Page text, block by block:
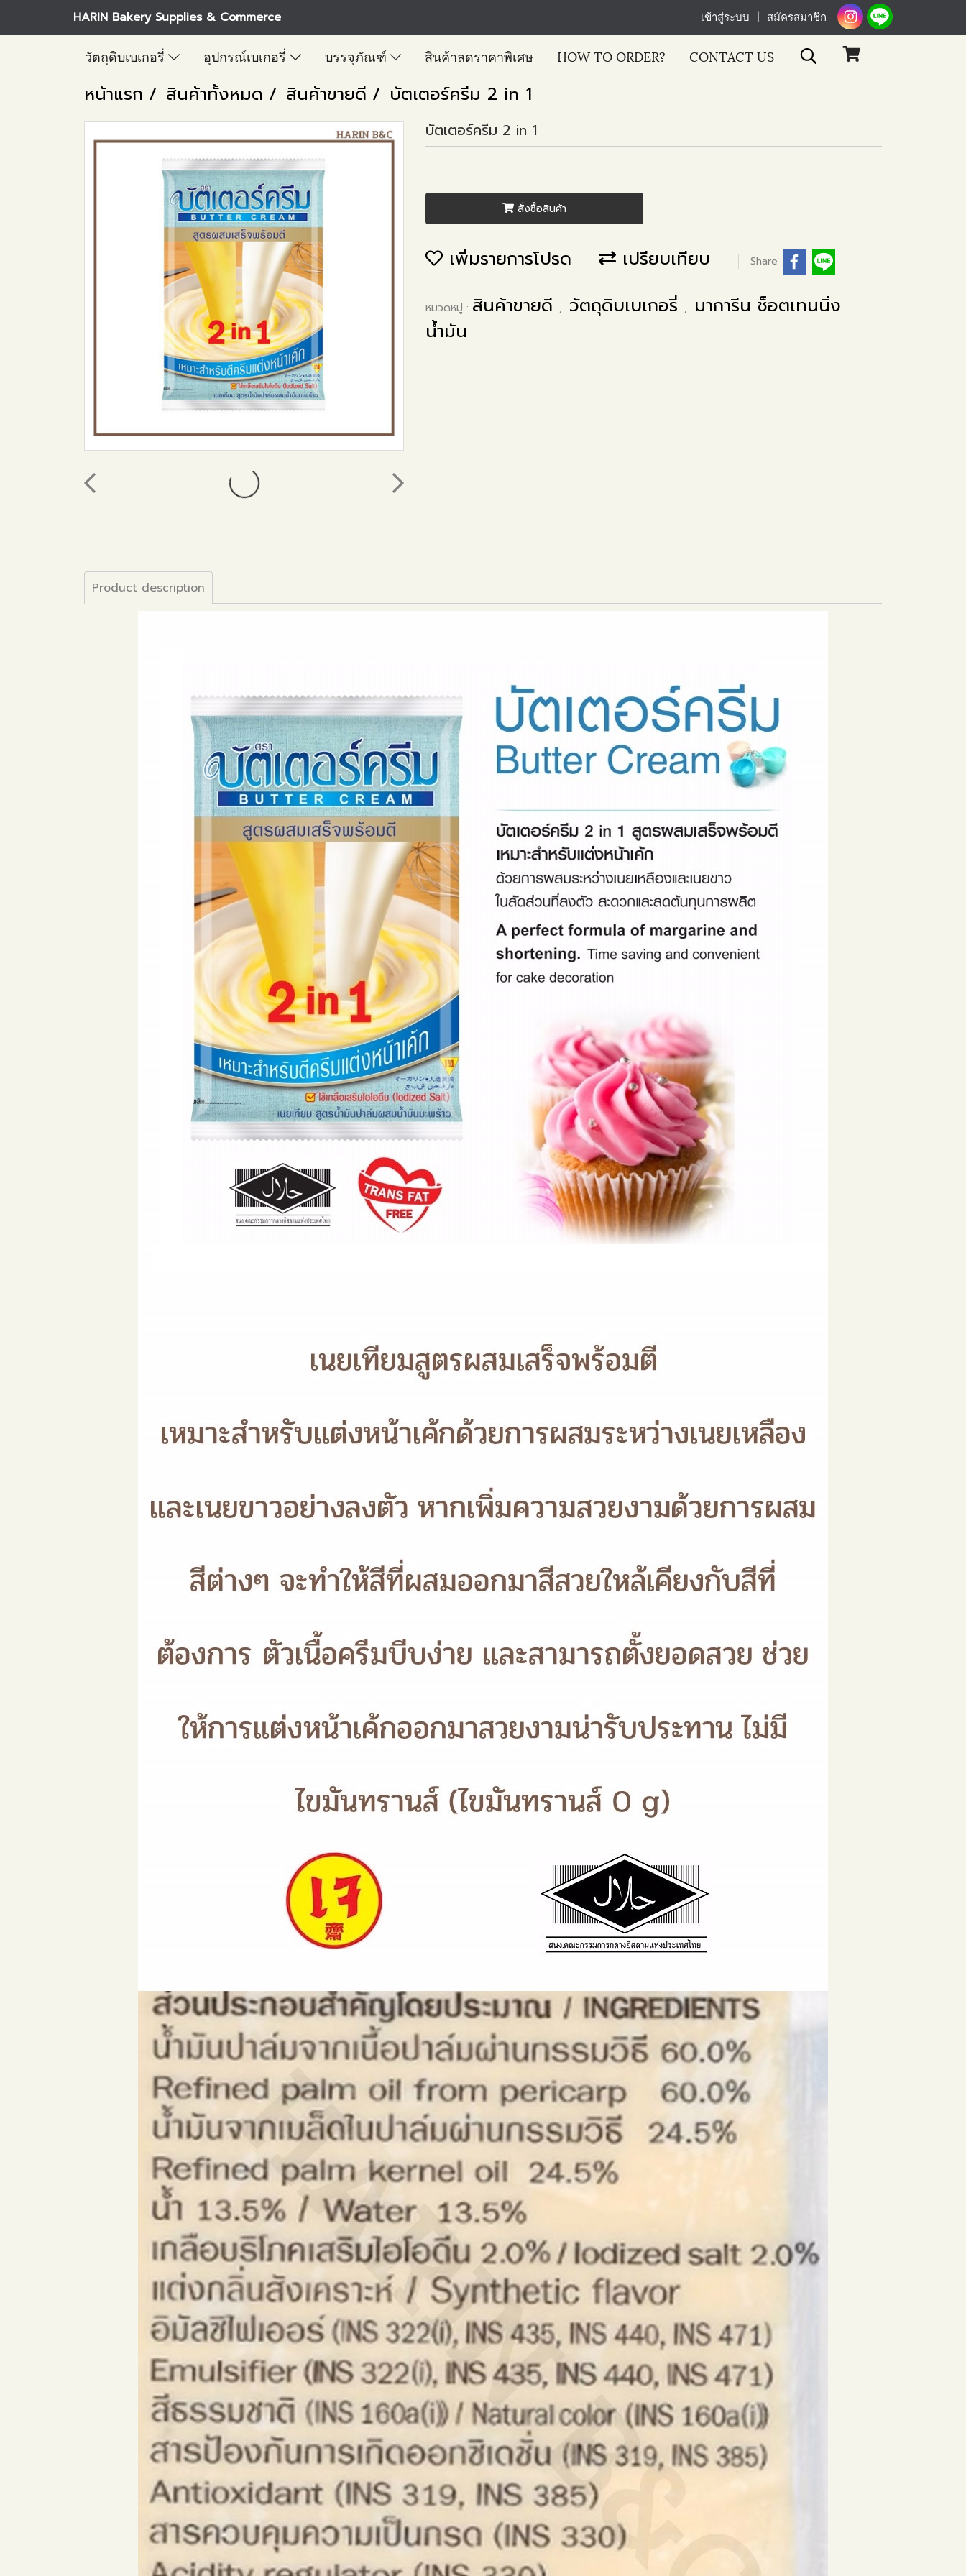
HARIN Bakery Supplies & Commerce เข้าสู่ระบบ สมัครสมาชิก
วัตถุดิบเบเกอรี่ อุปกรณ์เบเกอรี่ บรรจุภัณฑ์ สินค้าลดราคาพิเศษ HOW TO ORDER? CONTACT US
หน้าแรก สินค้าทั้งหมด สินค้าขายดี บัตเตอร์ครีม 2 in 1
บัตเตอร์ครีม 2 in 1
สั่งซื้อสินค้า
เพิ่มรายการโปรด เปรียบเทียบ Share
หมวดหมู่ : สินค้าขายดี , วัตถุดิบเบเกอรี่ ,
มาการีน ช็อตเทนนิ่ง
น้ำมัน
Product description